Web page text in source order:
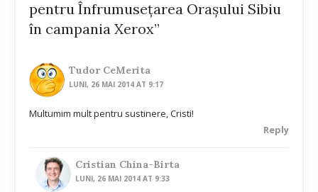
pentru Înfrumuseţarea Oraşului Sibiu
în campania Xerox”
Tudor CeMerita
LUNI, 26 MAI 2014 AT 9:17
Multumim mult pentru sustinere, Cristi!
Reply
Cristian China-Birta
LUNI, 26 MAI 2014 AT 9:33